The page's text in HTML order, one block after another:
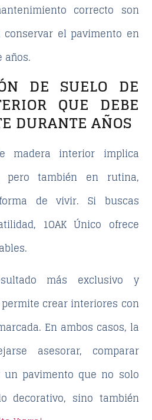
correcto son
el pavimento en
años.
DE SUELO DE
QUE DEBE
DURANTE AÑOS
madera interior implica
pero también en rutina,
de vivir. Si buscas
1OAK Único ofrece
más exclusivo y
crear interiores con
En ambos casos, la
asesorar, comparar
un pavimento que no solo
decorativo, sino también